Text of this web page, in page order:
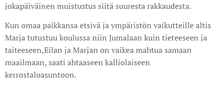
jokapäiväinen muistustus siitä suuresta rakkaudesta.
Kun omaa paikkansa etsivä ja ympäristön vaikutteille altis
Marja tutustuu koulussa niin Jumalaan kuin tieteeseen ja
taiteeseen,Eilan ja Marjan on vaikea mahtua samaan
maailmaan, saati ahtaaseen kalliolaiseen
kerrostaloasuntoon.